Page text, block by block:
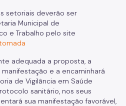
setoriais deverão ser
Municipal de
e Trabalho pelo site
adequada a proposta, a
e a encaminhará
de Vigilância em Saúde
sanitário, nos seus
sua manifestação favorável,